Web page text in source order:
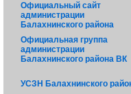
Официальный сайт
администрации
Балахнинского района
Официальная группа
администрации
Балахнинского района ВК
УСЗН Балахнинского